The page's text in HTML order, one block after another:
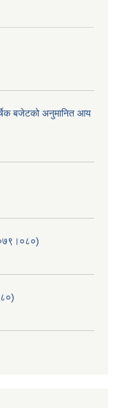
बजेटको अनुमानित आय